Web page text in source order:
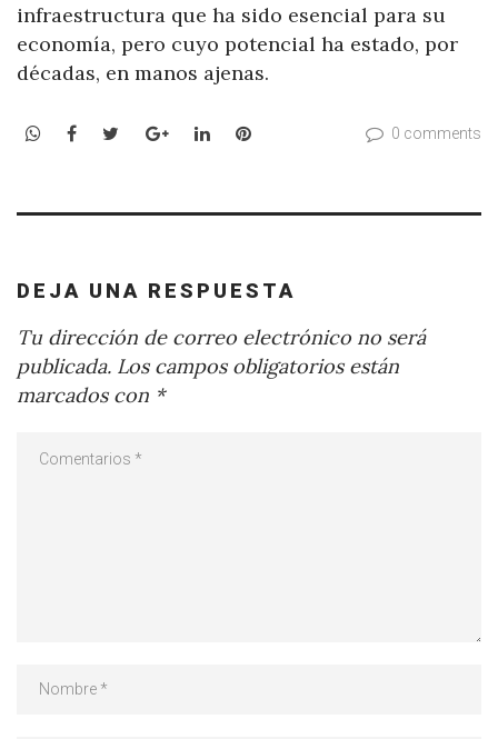
infraestructura que ha sido esencial para su
economía, pero cuyo potencial ha estado, por
décadas, en manos ajenas.
WhatsApp
Facebook
TwitterGoogle+LinkedInPinterest 0 comments
DEJA UNA RESPUESTA
Tu dirección de correo electrónico no será
publicada. Los campos obligatorios están
marcados con *